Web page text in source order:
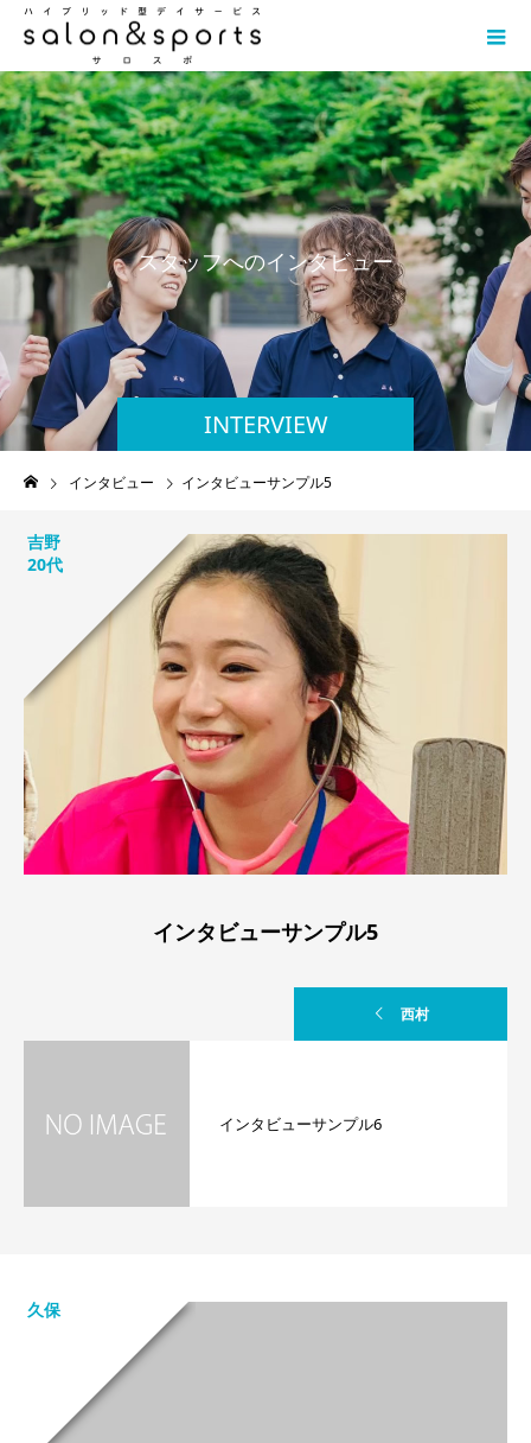
INTERVIEW
スタッフへのイ ンタビュー
インタビュー インタビューサンプル5
吉野
20代
インタビューサンプル5
西村
インタビューサンプル6
久保